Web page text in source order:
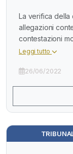
La verifica della
allegazioni
contestazioni
Leggi tutto
26/06/2022